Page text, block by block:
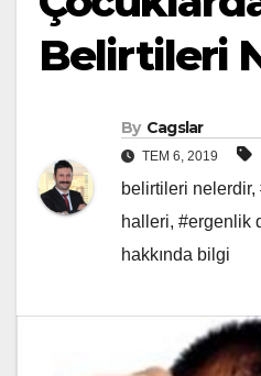
Belirtileri
By Cagslar
TEM 6, 2019
belirtileri nelerdir,
halleri, #ergenlik
hakkında bilgi